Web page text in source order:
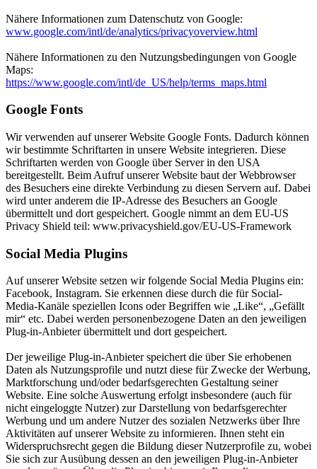
Nähere Informationen zum Datenschutz von Google:
www.google.com/intl/de/analytics/privacyoverview.html
Nähere Informationen zu den Nutzungsbedingungen von Google
Maps:
https://www.google.com/intl/de_US/help/terms_maps.html
Google Fonts
Wir verwenden auf unserer Website Google Fonts. Dadurch können
wir bestimmte Schriftarten in unsere Website integrieren. Diese
Schriftarten werden von Google über Server in den USA
bereitgestellt. Beim Aufruf unserer Website baut der Webbrowser
des Besuchers eine direkte Verbindung zu diesen Servern auf. Dabei
wird unter anderem die IP-Adresse des Besuchers an Google
übermittelt und dort gespeichert. Google nimmt an dem EU-US
Privacy Shield teil: www.privacyshield.gov/EU-US-Framework
Social Media Plugins
Auf unserer Website setzen wir folgende Social Media Plugins ein:
Facebook, Instagram. Sie erkennen diese durch die für Social-
Media-Kanäle speziellen Icons oder Begriffen wie „Like“, „Gefällt
mir“ etc. Dabei werden personenbezogene Daten an den jeweiligen
Plug-in-Anbieter übermittelt und dort gespeichert.
Der jeweilige Plug-in-Anbieter speichert die über Sie erhobenen
Daten als Nutzungsprofile und nutzt diese für Zwecke der Werbung,
Marktforschung und/oder bedarfsgerechten Gestaltung seiner
Website. Eine solche Auswertung erfolgt insbesondere (auch für
nicht eingeloggte Nutzer) zur Darstellung von bedarfsgerechter
Werbung und um andere Nutzer des sozialen Netzwerks über Ihre
Aktivitäten auf unserer Website zu informieren. Ihnen steht ein
Widerspruchsrecht gegen die Bildung dieser Nutzerprofile zu, wobei
Sie sich zur Ausübung dessen an den jeweiligen Plug-in-Anbieter